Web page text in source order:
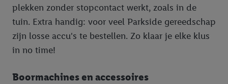
plekken zonder stopcontact werkt, zoals in de
tuin. Extra handig: voor veel Parkside gereedschap
zijn losse accu's te bestellen. Zo klaar je elke klus
in no time!
Boormachines en accessoires